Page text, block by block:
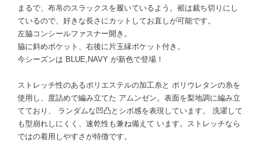
まるで、布帛のスラックスを履いているよう。裾は裁ち切りにし
ているので、好きな長さにカットしてお直しが可能です。
左脇コンシールファスナー開き。
脇に斜めポケット、右後に片玉縁ポケット付き。
今シーズンは BLUE,NAVY が新色で登場！
ストレッチ性のあるポリエステルの加工糸と ポリウレタンの糸を
使用し、度詰めで編み立てた アムンゼン。表面を梨地調に編み立
てており、 ランダムな凹凸とシボ感を表現しています。 洗濯して
も型崩れしにくく、速乾性も兼ね備えて います。ストレッチなら
ではの着用しやすさが特徴です。